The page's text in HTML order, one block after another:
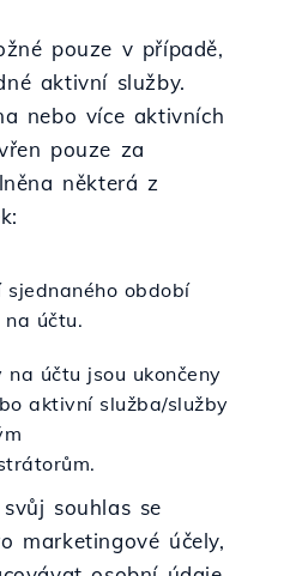
pouze v případě,
aktivní služby.
nebo více aktivních
pouze za
některá z
sjednaného období
účtu.
účtu jsou ukončeny
aktivní služba/služby
souhlas se
marketingové účely,